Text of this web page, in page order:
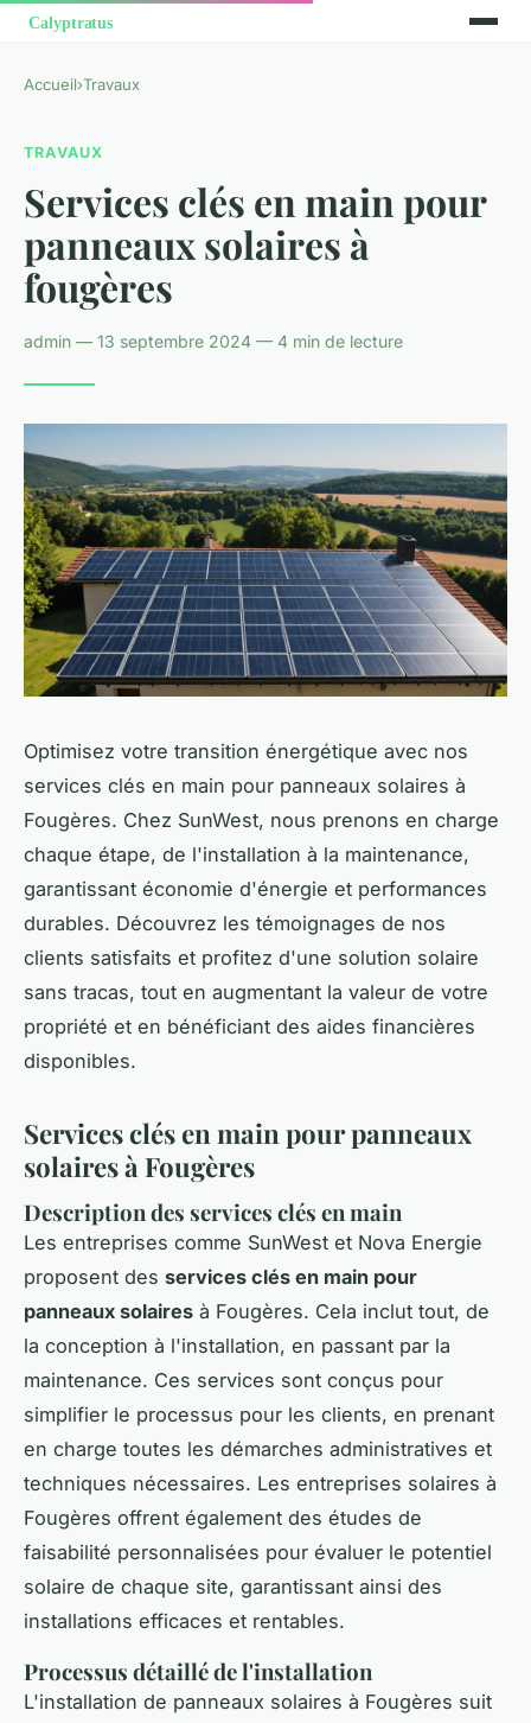
Accueil›Travaux
TRAVAUX
Services clés en main pour
panneaux solaires à
fougères
admin — 13 septembre 2024 — 4 min de lecture
Optimisez votre transition énergétique avec nos
services clés en main pour panneaux solaires à
Fougères. Chez SunWest, nous prenons en charge
chaque étape, de l'installation à la maintenance,
garantissant économie d'énergie et performances
durables. Découvrez les témoignages de nos
clients satisfaits et profitez d'une solution solaire
sans tracas, tout en augmentant la valeur de votre
propriété et en bénéficiant des aides financières
disponibles.
Services clés en main pour panneaux
solaires à Fougères
Description des services clés en main
Les entreprises comme SunWest et Nova Energie
proposent des services clés en main pour
panneaux solaires à Fougères. Cela inclut tout, de
la conception à l'installation, en passant par la
maintenance. Ces services sont conçus pour
simplifier le processus pour les clients, en prenant
en charge toutes les démarches administratives et
techniques nécessaires. Les entreprises solaires à
Fougères offrent également des études de
faisabilité personnalisées pour évaluer le potentiel
solaire de chaque site, garantissant ainsi des
installations efficaces et rentables.
Processus détaillé de l'installation
L'installation de panneaux solaires à Fougères suit